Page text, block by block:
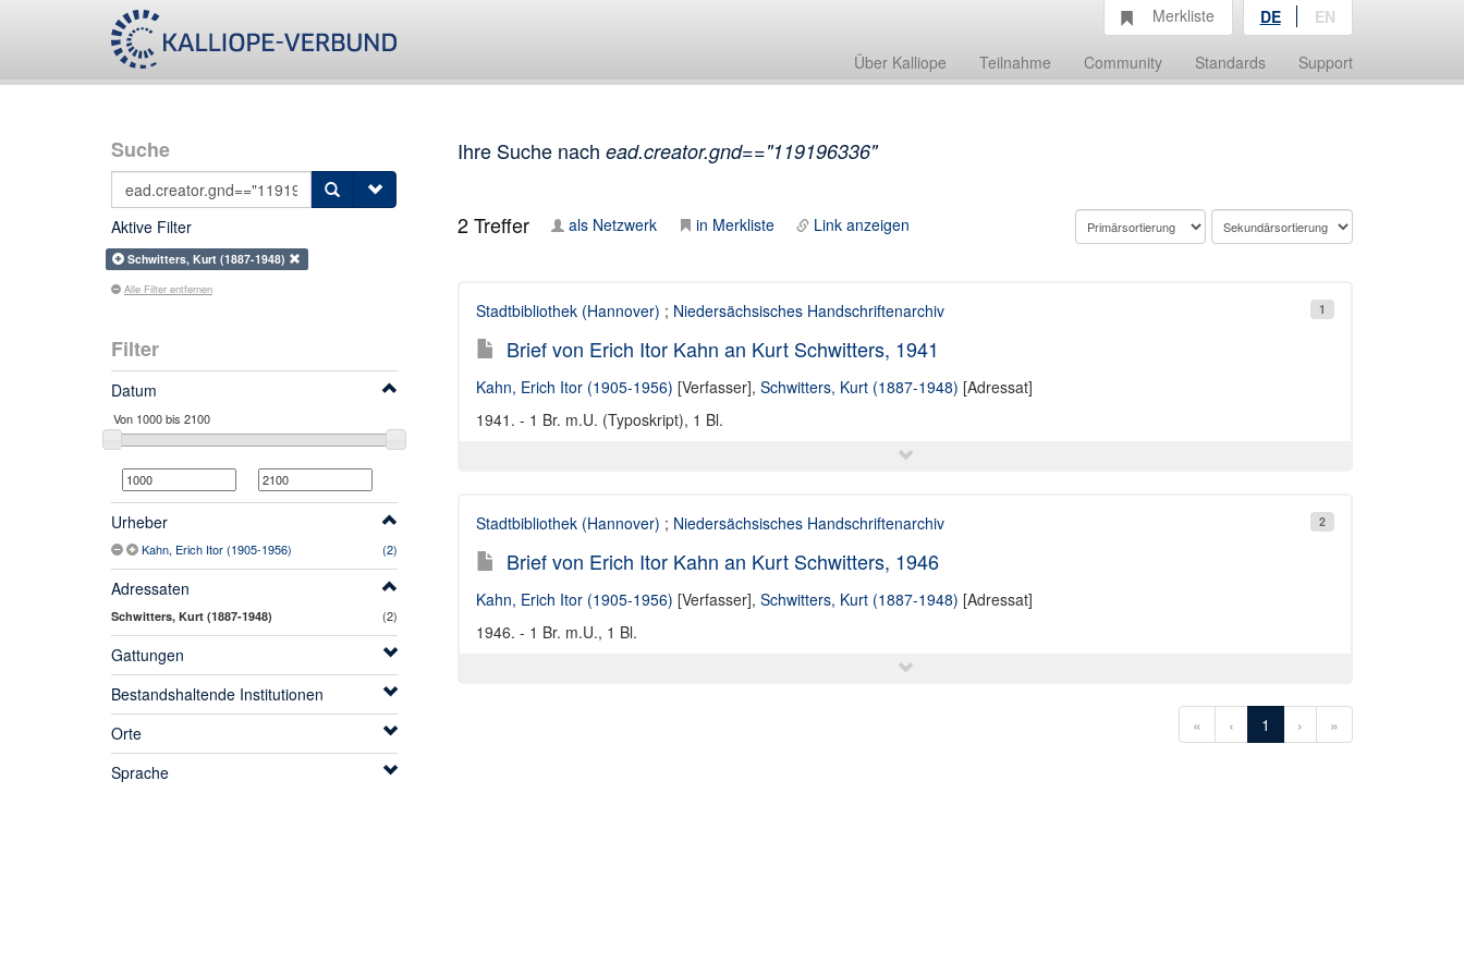
Über Kalliope Teilnahme Community Standards Support
Merkliste DE EN
Suche
Aktive Filter
Schwitters, Kurt (1887-1948)
Alle Filter entfernen
Filter
Datum
Urheber
Kahn, Erich Itor (1905-1956) (2)
Adressaten
Schwitters, Kurt (1887-1948) (2)
Gattungen
Bestandshaltende Institutionen
Orte
Sprache
Ihre Suche nach ead.creator.gnd=="119196336"
2Treffer als Netzwerk in Merkliste Link anzeigen
1
Stadtbibliothek (Hannover) ; Niedersächsisches Handschriftenarchiv
Brief von Erich Itor Kahn an Kurt Schwitters, 1941
Kahn, Erich Itor (1905-1956) [Verfasser], Schwitters, Kurt (1887-1948) [Adressat]
1941. - 1 Br. m.U. (Typoskript), 1 Bl.
2
Stadtbibliothek (Hannover) ; Niedersächsisches Handschriftenarchiv
Brief von Erich Itor Kahn an Kurt Schwitters, 1946
Kahn, Erich Itor (1905-1956) [Verfasser], Schwitters, Kurt (1887-1948) [Adressat]
1946. - 1 Br. m.U., 1 Bl.
« ‹ 1 › »